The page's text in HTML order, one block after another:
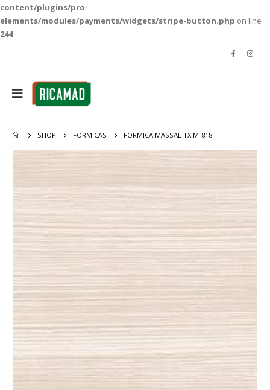
content/plugins/pro-
elements/modules/payments/widgets/stripe-button.php on line
244
SHOP FORMICAS FORMICA MASSAL TX M-818